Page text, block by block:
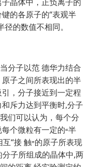
的各原子的“表观半
的数值不相同。
分子以范 德华力结合
子之间所表现出的半
，分子接近到一定程
斥力达到平衡时,分子
们可以认为，每个分
个微粒有一定的“半
“接 触”的原子所表现
子所组成的晶体中,两